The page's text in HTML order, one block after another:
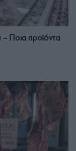
Ποια προϊόντα